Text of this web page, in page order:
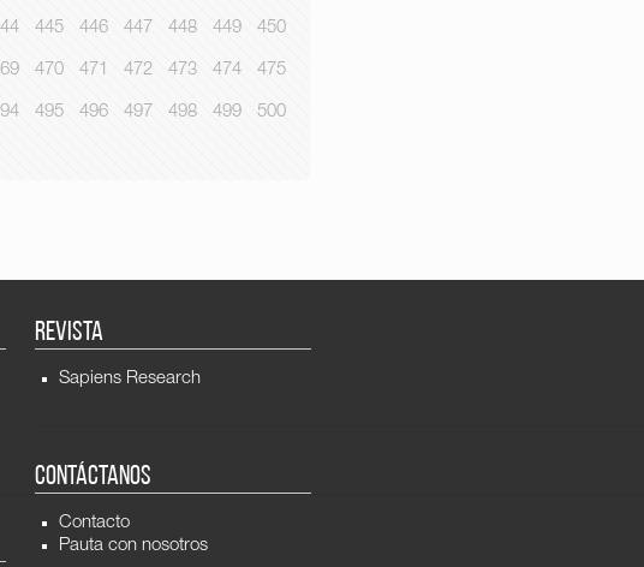
445 446 447 448 449 450
470 471 472 473 474 475
495 496 497 498 499 500
REVISTA
Sapiens Research
CONTÁCTANOS
Contacto
Pauta con nosotros